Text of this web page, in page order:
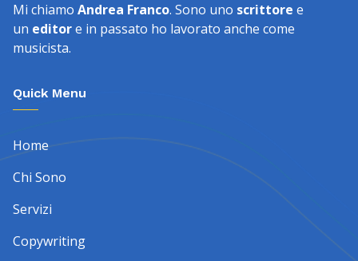
Mi chiamo Andrea Franco. Sono uno scrittore e
un editore in passato ho lavorato anche come
musicista.
Quick Menu
Home
Chi Sono
Servizi
Copywriting